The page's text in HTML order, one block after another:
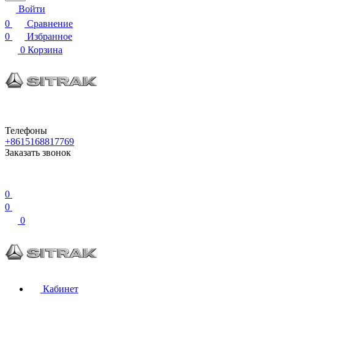
Войти
0
Сравнение
0
Избранное
0 Корзина
Телефоны
+8615168817769
Заказать звонок
0
0
0
Кабинет